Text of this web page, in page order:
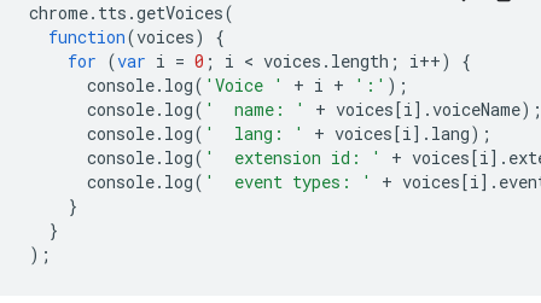
chrome. tts .getVoices(
function(voices)
{
for (var i = 0 ; i < voices . length ; i++)
{
console. log( 'Voice ' + i + ':' );
console. log( '  name: ' + voices[i].voiceName);
console. log( '  lang: ' + voices[i]. lang);
console. log( '  extension id: ' + voices[i].
console. log( '  event types: ' + voices[i].
}
}
);